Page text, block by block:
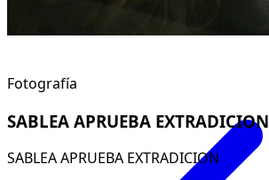
Fotografía
SABLEA APRUEBA EXTRADICION
SABLEA APRUEBA EXTRADICION